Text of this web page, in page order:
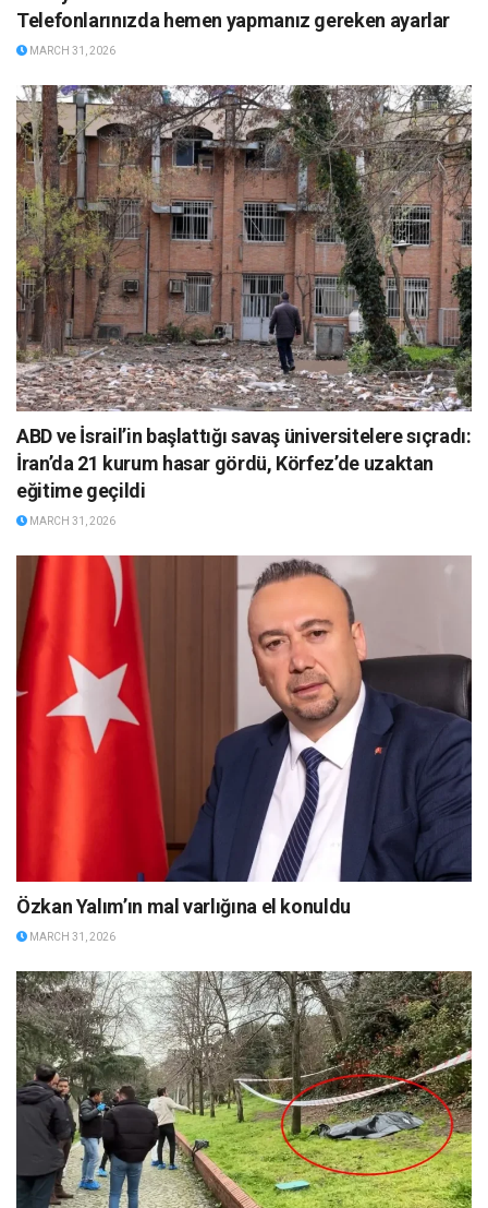
Telefonlarınızda hemen yapmanız gereken ayarlar
MARCH 31, 2026
ABD ve İsrail’in başlattığı savaş üniversitelere sıçradı:
İran’da 21 kurum hasar gördü, Körfez’de uzaktan
eğitime geçildi
MARCH 31, 2026
Özkan Yalım’ın mal varlığına el konuldu
MARCH 31, 2026